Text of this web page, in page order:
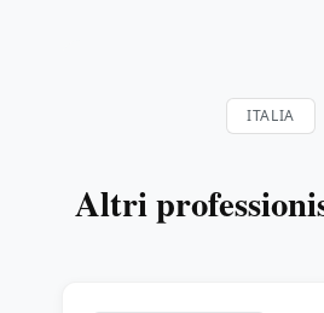
ITALIA
Altri